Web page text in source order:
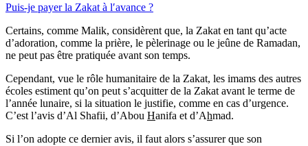
Puis-je payer la Zakat à l′avance ?
Certains, comme Malik, considèrent que, la Zakat en tant qu’acte
d’adoration, comme la prière, le pèlerinage ou le jeûne de Ramadan,
ne peut pas être pratiquée avant son temps.
Cependant, vue le rôle humanitaire de la Zakat, les imams des autres
écoles estiment qu’on peut s’acquitter de la Zakat avant le terme de
l’année lunaire, si la situation le justifie, comme en cas d’urgence.
C’est l’avis d’Al Shafii, d’Abou Hanifa et d’Ahmad.
Si l’on adopte ce dernier avis, il faut alors s’assurer que son